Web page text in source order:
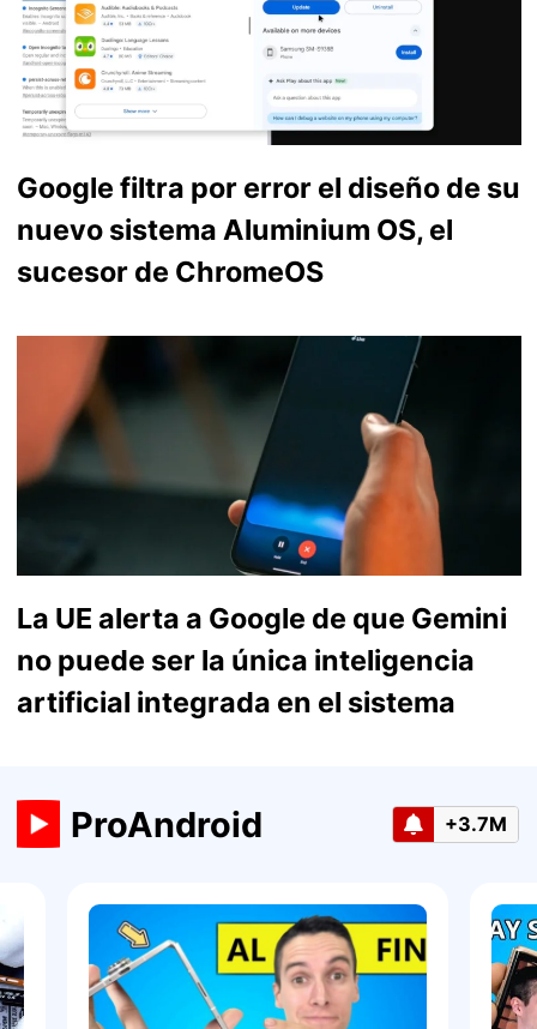
Google filtra por error el diseño de su
nuevo sistema Aluminium OS, el
sucesor de ChromeOS
La UE alerta a Google de que Gemini
no puede ser la única inteligencia
artificial integrada en el sistema
ProAndroid +3.7M